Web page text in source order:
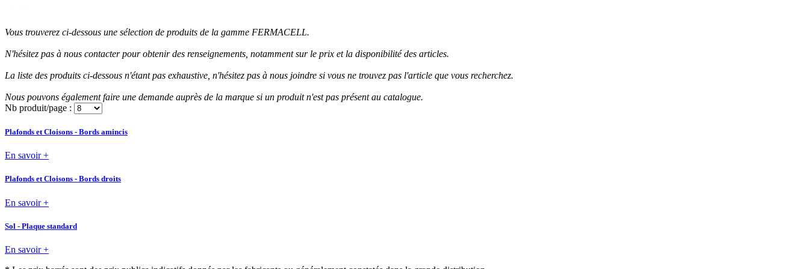
Vous trouverez ci-dessous une sélection de produits de la gamme FERMACELL.
N'hésitez pas à nous contacter pour obtenir des renseignements, notamment sur le prix et la disponibilité des articles.
La liste des produits ci-dessous n'étant pas exhaustive, n'hésitez pas à nous joindre si vous ne trouvez pas l'article que vous recherchez.
Nous pouvons également faire une demande auprès de la marque si un produit n'est pas présent au catalogue.
Nb produit/page :
Plafonds et Cloisons - Bords amincis
En savoir +
Plafonds et Cloisons - Bords droits
En savoir +
Sol - Plaque standard
En savoir +